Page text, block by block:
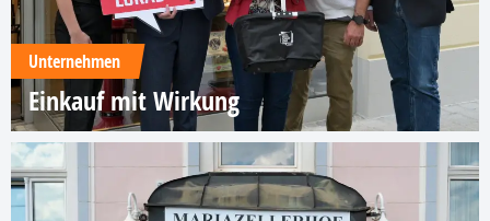
Unternehmen
Einkauf mit Wirkung